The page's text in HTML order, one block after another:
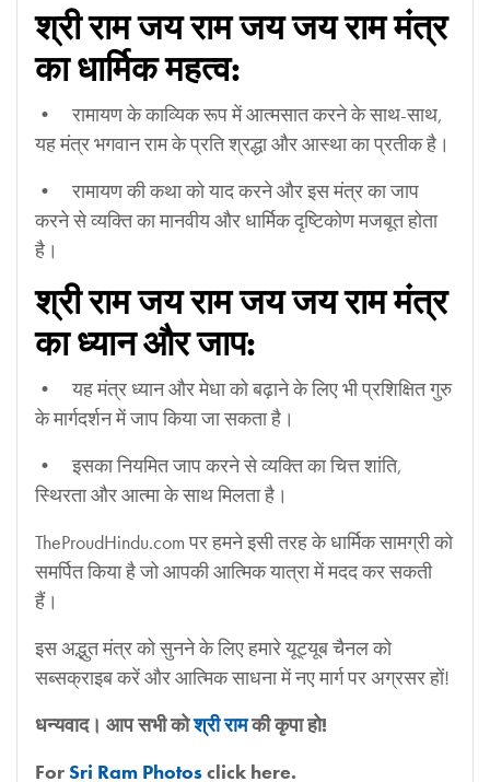
श्री राम जय राम जय जय राम मंत्र
का धार्मिक महत्व:
• रामायण के काव्यिक रूप में आत्मसात करने के साथ-साथ,
यह मंत्र भगवान राम के प्रति श्रद्धा और आस्था का प्रतीक है।
• रामायण की कथा को याद करने और इस मंत्र का जाप
करने से व्यक्ति का मानवीय और धार्मिक दृष्टिकोण मजबूत होता
है।
श्री राम जय राम जय जय राम मंत्र
का ध्यान और जाप:
• यह मंत्र ध्यान और मेधा को बढ़ाने के लिए भी प्रशिक्षित गुरु
के मार्गदर्शन में जाप किया जा सकता है।
• इसका नियमित जाप करने से व्यक्ति का चित्त शांति,
स्थिरता और आत्मा के साथ मिलता है।
TheProudHindu.com पर हमने इसी तरह के धार्मिक सामग्री को
समर्पित किया है जो आपकी आत्मिक यात्रा में मदद कर सकती
हैं।
इस अद्भुत मंत्र को सुनने के लिए हमारे यूट्यूब चैनल को
सब्सक्राइब करें और आत्मिक साधना में नए मार्ग पर अग्रसर हों!
धन्यवाद। आप सभी कोश्री रामकी कृपा हो!
ForSri Ram Photosclick here.